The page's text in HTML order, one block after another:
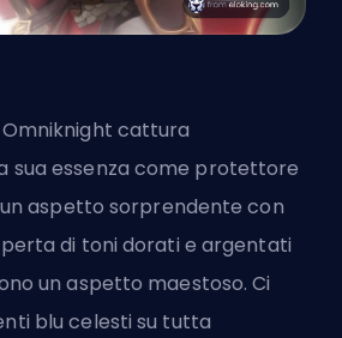
cattura
sua essenza come protettore
aspetto sorprendente con
di toni dorati e argentati
un aspetto maestoso. Ci
blu celesti su tutta